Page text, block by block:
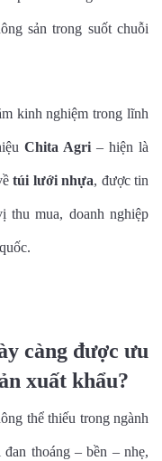
sản trong suốt chuỗi
kinh nghiệm trong lĩnh
Chita Agri – hiện là
túi lưới nhựa, được tin
thu mua, doanh nghiệp
càng được ưu
xuất khẩu?
thể thiếu trong ngành
thoáng – bền – nhẹ,